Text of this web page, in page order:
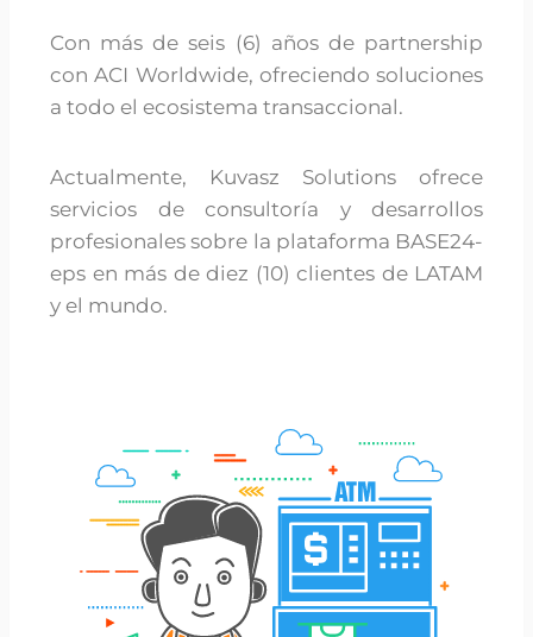
Con más de seis (6) años de partnership
con ACI Worldwide, ofreciendo soluciones
a todo el ecosistema transaccional.
Actualmente, Kuvasz Solutions ofrece
servicios de consultoría y desarrollos
profesionales sobre la plataforma BASE24-
eps en más de diez (10) clientes de LATAM
y el mundo.